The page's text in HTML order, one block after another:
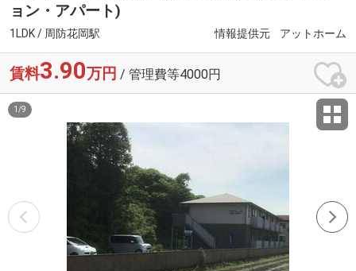
ョン・アパート)
1LDK / 周防花岡駅 情報提供元 アットホーム
賃料3.90万円 / 管理費等4000円
1 /9